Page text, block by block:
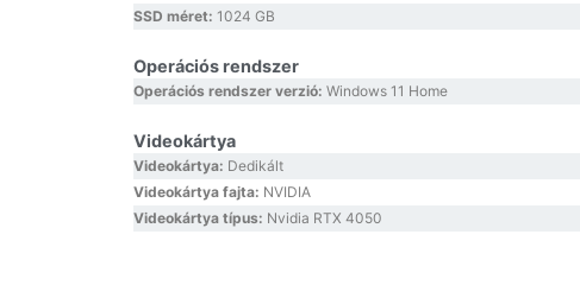
SSD méret: 1024 GB
Operációs rendszer
Operációs rendszer verzió: Windows 11 Home
Videokártya
Videokártya: Dedikált
Videokártya fajta: NVIDIA
Videokártya típus: Nvidia RTX 4050